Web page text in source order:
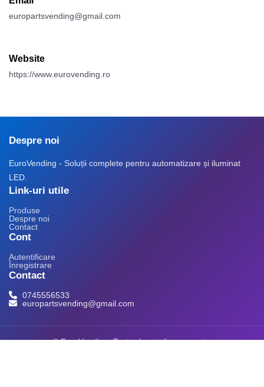
europartsvending@gmail.com
Website
https://www.eurovending.ro
Despre noi
EuroVending - Soluții complete pentru automatizare și iluminat
LED.
Link-uri utile
Produse
Despre noi
Contact
Cont
Autentificare
Înregistrare
Contact
0745556533
europartsvending@gmail.com
© EuroVending. Toate drepturile rezervate.